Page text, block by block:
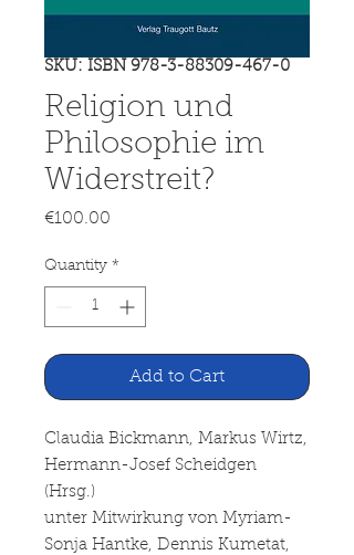
SKU: ISBN 978-3-88309-467-0
Religion und
Philosophie im
Widerstreit?
€100.00
Quantity *
Add to Cart
Claudia Bickmann, Markus Wirtz,
Hermann-Josef Scheidgen
(Hrsg.)
unter Mitwirkung von Myriam-
Sonja Hantke, Dennis Kumetat,